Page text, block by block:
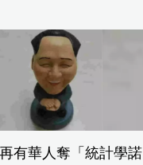
有華人奪「統計學諾